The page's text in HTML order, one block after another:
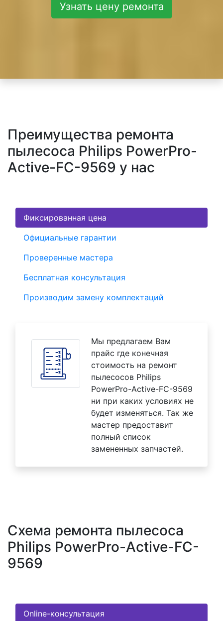
Узнать цену ремонта
Преимущества ремонта
пылесоса Philips PowerPro-
Active-FC-9569 у нас
Фиксированная цена
Официальные гарантии
Проверенные мастера
Бесплатная консультация
Производим замену комплектаций
Мы предлагаем Вам
прайс где конечная
стоимость на ремонт
пылесосов Philips
PowerPro-Active-FC-9569
ни при каких условиях не
будет изменяться. Так же
мастер предоставит
полный список
замененных запчастей.
Схема ремонта пылесоса
Philips PowerPro-Active-FC-
9569
Online-консультация